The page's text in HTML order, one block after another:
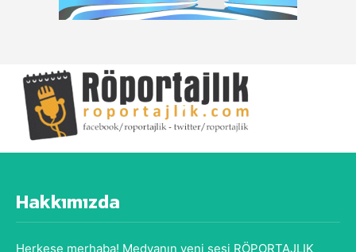
Hakkımızda
Herkese merhaba! Medyanın yeni sesi RÖPORTAJLIK